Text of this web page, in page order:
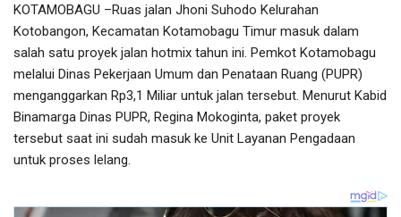
KOTAMOBAGU –Ruas jalan Jhoni Suhodo Kelurahan
Kotobangon, Kecamatan Kotamobagu Timur masuk dalam
salah satu proyek jalan hotmix tahun ini. Pemkot Kotamobagu
melalui Dinas Pekerjaan Umum dan Penataan Ruang (PUPR)
menganggarkan Rp3,1 Miliar untuk jalan tersebut. Menurut Kabid
Binamarga Dinas PUPR, Regina Mokoginta, paket proyek
tersebut saat ini sudah masuk ke Unit Layanan Pengadaan
untuk proses lelang.